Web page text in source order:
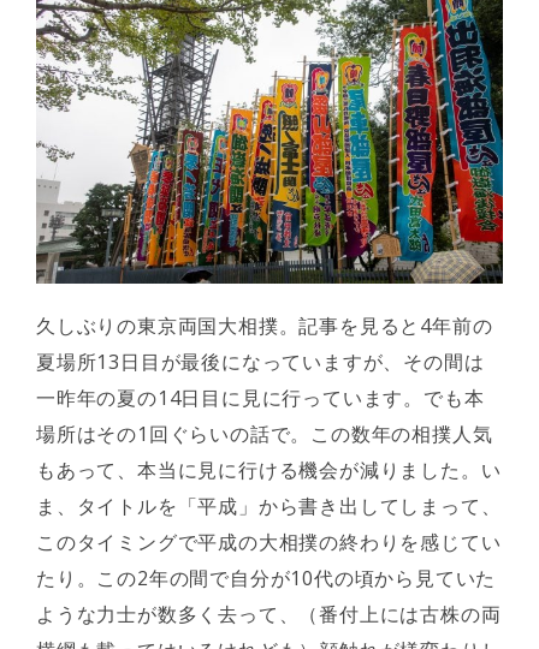
久しぶりの東京両国大相撲。記事を見ると4年前の
夏場所13日目が最後になっていますが、その間は
一昨年の夏の14日目に見に行っています。でも本
場所はその1回ぐらいの話で。この数年の相撲人気
もあって、本当に見に行ける機会が減りました。い
ま、タイトルを「平成」から書き出してしまって、
このタイミングで平成の大相撲の終わりを感じてい
たり。この2年の間で自分が10代の頃から見ていた
ような力士が数多く去って、（番付上には古株の両